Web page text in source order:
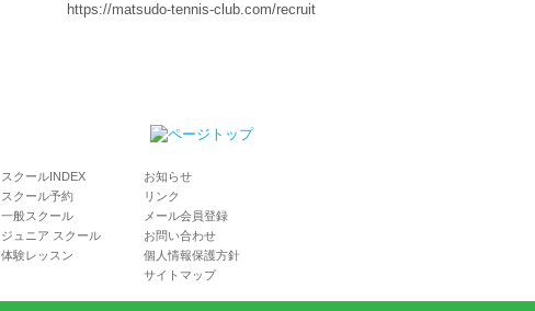
https://matsudo-tennis-club.com/recruit
スクールINDEX
スクール予約
一般スクール
ジュニア スクール
体験レッスン
お知らせ
リンク
メール会員登録
お問い合わせ
個人情報保護方針
サイトマップ